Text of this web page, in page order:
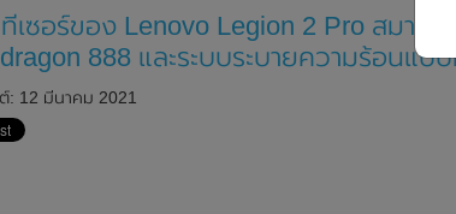
เซอร์ของ Lenovo Legion 2 Pro สมาร์
888 และระบบระบายความร้อนแบ
: 12 มีนาคม 2021